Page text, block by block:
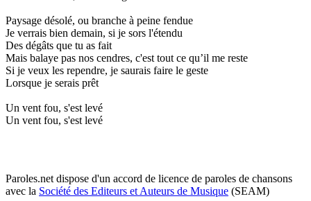
Paysage désolé, ou branche à peine fendue
Je verrais bien demain, si je sors l'étendu
Des dégâts que tu as fait
Mais balaye pas nos cendres, c'est tout ce qu’il me reste
Si je veux les rependre, je saurais faire le geste
Lorsque je serais prêt
Un vent fou, s'est levé
Un vent fou, s'est levé
Paroles.net dispose d'un accord de licence de paroles de chansons
avec la Société des Editeurs et Auteurs de Musique (SEAM)